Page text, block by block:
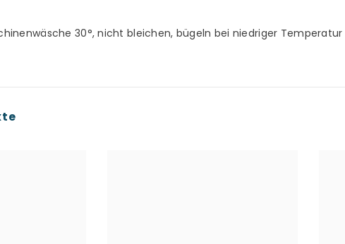
30°, nicht bleichen, bügeln bei niedriger Temperatur